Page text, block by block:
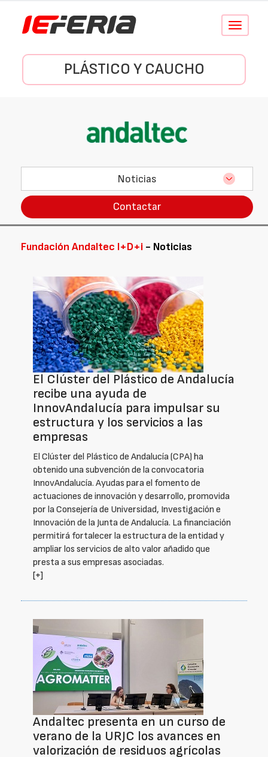
Conmutar
PLÁSTICO Y CAUCHO
Noticias
Contactar
Fundación Andaltec I+D+i - Noticias
El Clúster del Plástico de Andalucía
recibe una ayuda de
InnovAndalucía para impulsar su
estructura y los servicios a las
empresas
El Clúster del Plástico de Andalucía (CPA) ha
obtenido una subvención de la convocatoria
InnovAndalucía. Ayudas para el fomento de
actuaciones de innovación y desarrollo, promovida
por la Consejería de Universidad, Investigación e
Innovación de la Junta de Andalucía. La financiación
permitirá fortalecer la estructura de la entidad y
ampliar los servicios de alto valor añadido que
presta a sus empresas asociadas.
[+]
Andaltec presenta en un curso de
verano de la URJC los avances en
valorización de residuos agrícolas